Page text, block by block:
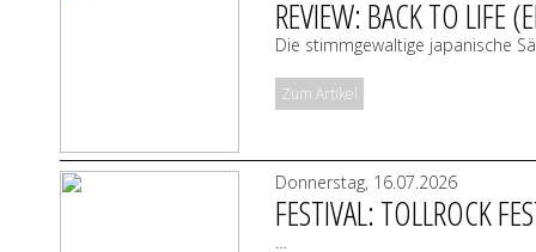
REVIEW: BACK TO LIFE
Die stimmgewaltige japanische
Zum Artikel
Donnerstag, 16.07.2026
FESTIVAL: TOLLROCK